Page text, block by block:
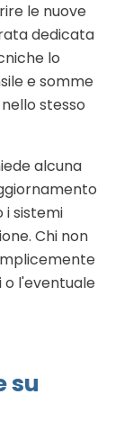
le nuove
dedicata
lo
e somme
stesso
alcuna
sistemi
Chi non
o l'eventuale
su